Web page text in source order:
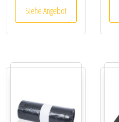
Siehe Angebot